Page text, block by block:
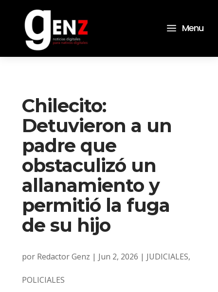
a Menu
Chilecito:
Detuvieron a un
padre que
obstaculizó un
allanamiento y
permitió la fuga
de su hijo
por Redactor Genz | Jun 2, 2026 | JUDICIALES,
POLICIALES